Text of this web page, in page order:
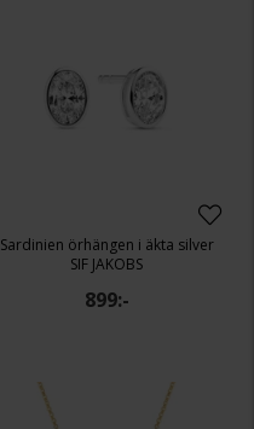
Sardinien örhängen i äkta silver
SIF JAKOBS
899:-